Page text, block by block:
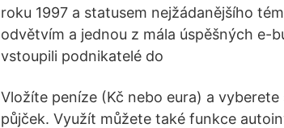
roku 1997 a statusem nejžádanějšího
odvětvím a jednou z mála úspěšných e-
vstoupili podnikatelé do
Vložíte peníze (Kč nebo eura) a
půjček. Využít můžete také funkce